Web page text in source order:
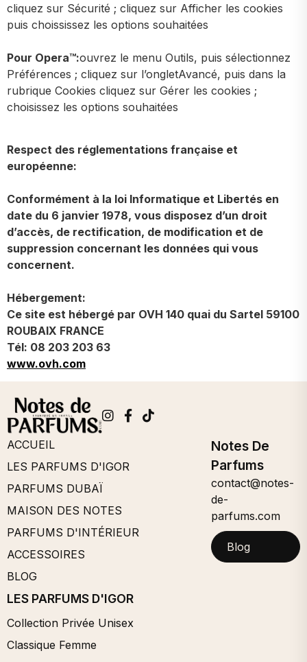
cliquez sur Sécurité ; cliquez sur Afficher les cookies
puis choississez les options souhaitées
Pour Opera™:ouvrez le menu Outils, puis sélectionnez
Préférences ; cliquez sur l’ongletAvancé, puis dans la
rubrique Cookies cliquez sur Gérer les cookies ;
choisissez les options souhaitées
Respect des réglementations française et
européenne:
Conformément à la loi Informatique et Libertés en
date du 6 janvier 1978, vous disposez d’un droit
d’accès, de rectification, de modification et de
suppression concernant les données qui vous
concernent.
Hébergement:
Ce site est hébergé par OVH 140 quai du Sartel 59100
ROUBAIX FRANCE
Tél: 08 203 203 63
www.ovh.com
ACCUEIL
LES PARFUMS D'IGOR
PARFUMS DUBAÏ
MAISON DES NOTES
PARFUMS D'INTÉRIEUR
ACCESSOIRES
BLOG
LES PARFUMS D'IGOR
Collection Privée Unisex
Classique Femme
Notes De
Parfums
contact@notes-
de-
parfums.com
Blog